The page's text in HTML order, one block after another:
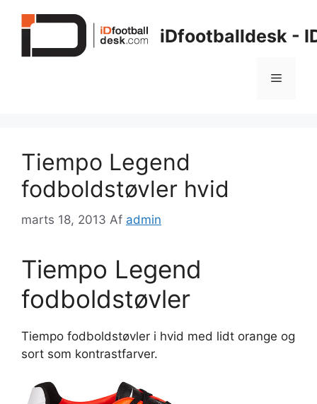
iDfootballdesk -
Menu
Tiempo Legend
fodboldstøvler hvid
marts 18, 2013 Af admin
Tiempo Legend
fodboldstøvler
Tiempo fodboldstøvler i hvid med lidt orange og
sort som kontrastfarver.